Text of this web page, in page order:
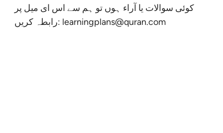
کوئی سوالات یا آراء ہوں تو ہم سے اس ای میل پر
رابطہ کریں: learningplans@quran.com